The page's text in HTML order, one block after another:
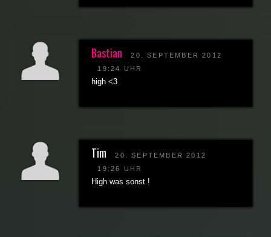
Bastian
20. SEPTEMBER 2012
19:24 UHR
high <3
Tim
20. SEPTEMBER 2012
19:26 UHR
High was sonst !